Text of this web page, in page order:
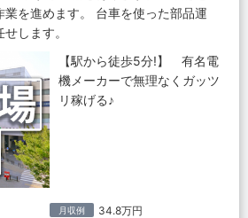
を進めます。 台車を使った部品運
します。
【駅から徒歩5分!】 有名電
機メーカーで無理なくガッツ
リ稼げる♪
月収例 34.8万円